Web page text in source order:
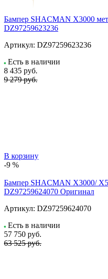
Бампер SHACMAN X3000
DZ97259623236
Артикул: DZ97259623236
Есть в наличии
8 435 руб.
9 279 руб.
В корзину
-9 %
Бампер SHACMAN X3000/
DZ97259624070 Оригинал
Артикул: DZ97259624070
Есть в наличии
57 750 руб.
63 525 руб.